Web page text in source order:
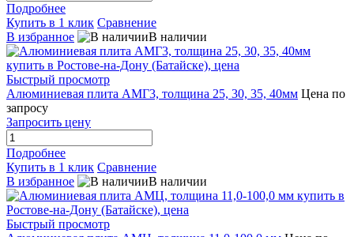
Подробнее
Купить в 1 клик Сравнение
В избранное
В наличии
Быстрый просмотр
Алюминиевая плита АМГ3, толщина 25, 30, 35, 40мм Цена по
запросу
Запросить цену
Подробнее
Купить в 1 клик Сравнение
В избранное
В наличии
Быстрый просмотр